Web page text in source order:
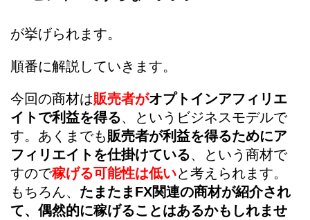
が挙げられます。
順番に解説していきます。
今回の商材は販売者がオプトインアフィリエ
イトで利益を得る、というビジネスモデルで
す。あくまでも販売者が利益を得るためにア
フィリエイトを仕掛けている、という商材で
すので稼げる可能性は低いと考えられます。
もちろん、 たまたまFX関連の商材が紹介され
て、偶然的に稼げることはあるかもしれませ